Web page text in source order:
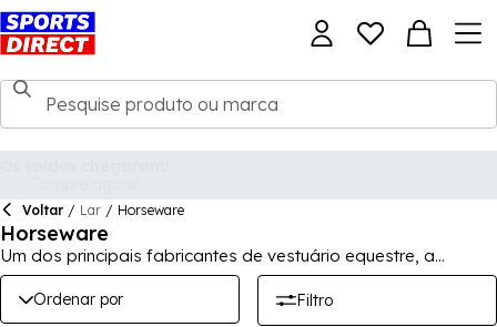
Voltar / Lar / Horseware
Horseware
Um dos principais fabricantes de vestuário equestre, a
Horseware irá vesti-lo para impressionar, quer seja de forma
casual ou competitiva. Desfrute de conforto com estilo numa
ampla gama de casacos, chapéus, polos e coletes.
Ordenar por Filtro